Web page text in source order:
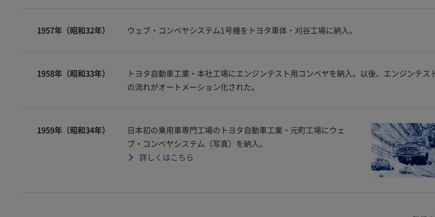
1957年（昭和32年） ウェブ・コンベヤシステム1号機をトヨタ車体・刈谷工場に納入。
1958年（昭和33年）
トヨタ自動車工業・本社工場にエンジンテスト用コンベヤを納入。以後、エンジンテス
の流れがオートメーション化された。
1959年（昭和34年）
日本初の乗用車専門工場のトヨタ自動車工業・元町工場にウェ
ブ・コンベヤシステム（写真）を納入。
詳しくはこちら